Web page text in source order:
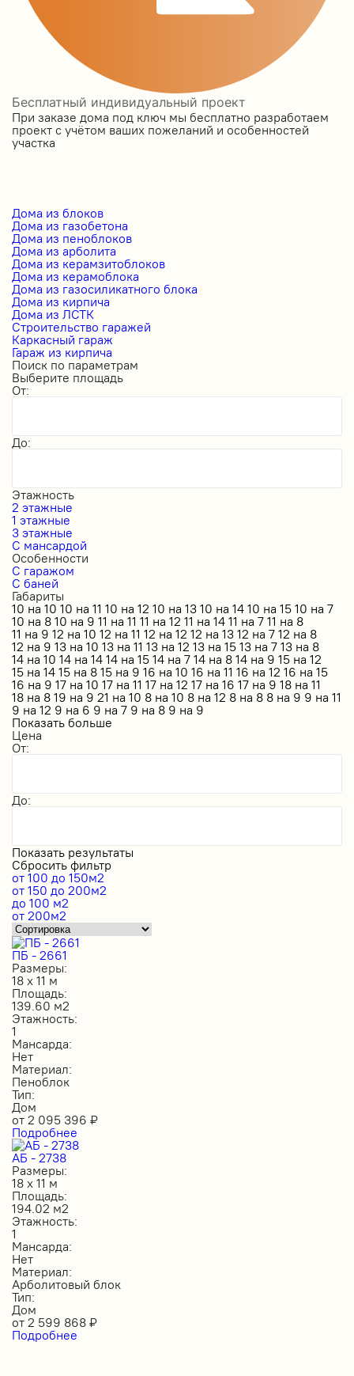
Бесплатный индивидуальный проект
При заказе дома под ключ мы бесплатно разработаем
проект с учётом ваших пожеланий и особенностей
участка
Дома из блоков
Дома из газобетона
Дома из пеноблоков
Дома из арболита
Дома из керамзитоблоков
Дома из керамоблока
Дома из газосиликатного блока
Дома из кирпича
Дома из ЛСТК
Строительство гаражей
Каркасный гараж
Гараж из кирпича
Поиск по параметрам
Выберите площадь
От:
До:
Этажность
2 этажные
1 этажные
3 этажные
С мансардой
Особенности
С гаражом
С баней
Габариты
10 на 10 10 на 11 10 на 12 10 на 13 10 на 14 10 на 15 10 на 7
10 на 8 10 на 9 11 на 11 11 на 12 11 на 14 11 на 7 11 на 8
11 на 9 12 на 10 12 на 11 12 на 12 12 на 13 12 на 7 12 на 8
12 на 9 13 на 10 13 на 11 13 на 12 13 на 15 13 на 7 13 на 8
14 на 10 14 на 14 14 на 15 14 на 7 14 на 8 14 на 9 15 на 12
15 на 14 15 на 8 15 на 9 16 на 10 16 на 11 16 на 12 16 на 15
16 на 9 17 на 10 17 на 11 17 на 12 17 на 16 17 на 9 18 на 11
18 на 8 19 на 9 21 на 10 8 на 10 8 на 12 8 на 8 8 на 9 9 на 11
9 на 12 9 на 6 9 на 7 9 на 8 9 на 9
Показать больше
Цена
От:
До:
Показать результаты
Сбросить фильтр
от 100 до 150м2
от 150 до 200м2
до 100 м2
от 200м2
ПБ - 2661
Размеры:
18 х 11 м
Площадь:
139.60 м2
Этажность:
1
Мансарда:
Нет
Материал:
Пеноблок
Тип:
Дом
от 2 095 396 ₽
Подробнее
АБ - 2738
Размеры:
18 х 11 м
Площадь:
194.02 м2
Этажность:
1
Мансарда:
Нет
Материал:
Арболитовый блок
Тип:
Дом
от 2 599 868 ₽
Подробнее